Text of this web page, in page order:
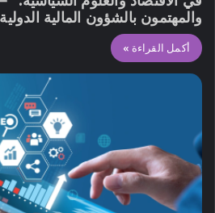
والمهتمون بالشؤون المالية
أكمل القراءة »